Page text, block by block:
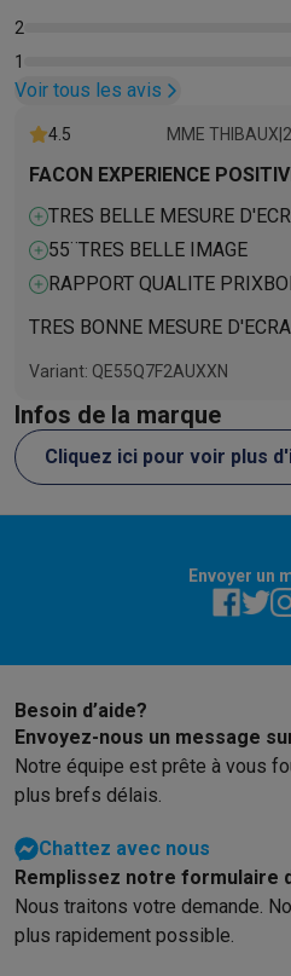
Smartphones reconditionnés
Ménage
Machines à laver avec des éco-
Petits appareils de cuisine
Grands appareils de cuisine
Lave-vaisselle avec des éco-
Climatiseurs
Climatiseurs avec des éco-
TV & audio
TV avec des éco-cheques
Multimédie & téléphonie
En route
Trottinettes électriques avec
Initiatives écologiques
Toutes les soldes
Deals du moment
Service clientRéparation de votre
Gros électro & encastrable
Petit électroBeauté & santé
Télévision & Audio
Sport & Loisirs
Outlet
Outlet Toutes nos offres outlet
2
1
Voir tous les avis
4.5 MME THIBAUX
FACON EXPERIENCE
TRES BELLE MESURE
BELLE IMAGE
55¨TRES BELLE IMAGE
RAPPORT QUALITE
TRES BONNE MESURE
Variant: QE55Q7F2AUXXN
Infos de la marque
Cliquez ici pour voir plus
Envoyer un
Besoin d’aide?
Envoyez-nous un message
Notre équipe est prête à vous
plus brefs délais.
Chattez avec nous
Remplissez notre formulaire
Nous traitons votre demande.
plus rapidement possible.